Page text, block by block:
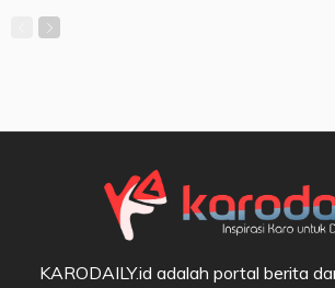
KARODAILY.id adalah portal berita